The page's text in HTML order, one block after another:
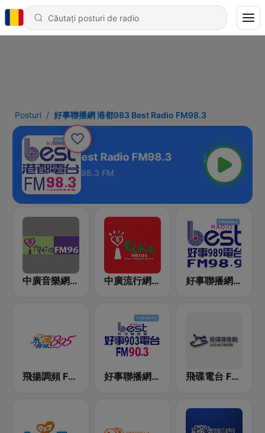
Posturi 好事聯播網 港都983 Best Radio FM98.3
播網 港都983 Best Radio FM98.3
98.3 FM
中廣音樂網 i Radio FM96.3 中廣流行網 I like radio 好事聯播網 Best Radio FM98.9
飛揚調頻 FM 89.5 好事聯播網 Best Radio FM90.3 飛碟電台 FM92.1